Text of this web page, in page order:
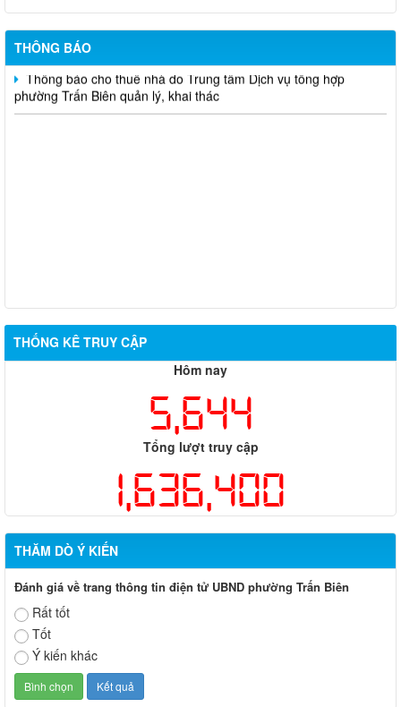
THÔNG BÁO
Thông báo cho thuê nhà do Trung tâm Dịch vụ tổng hợp
phường Trấn Biên quản lý, khai thác
THỐNG KÊ TRUY CẬP
Hôm nay
5,644
Tổng lượt truy cập
1,636,400
THĂM DÒ Ý KIẾN
Đánh giá về trang thông tin điện tử UBND phường Trấn Biên
Rất tốt
Tốt
Ý kiến khác